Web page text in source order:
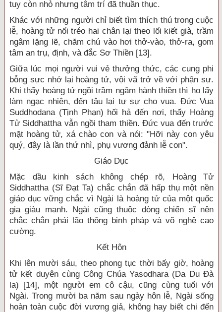
tuy còn nhỏ nhưng tâm trí đã thuần thục.
Khác với những người chỉ biết tìm thích thú trong cuộc
lễ, hoàng tử nối tréo hai chân lại theo lối kiết già, trầm
ngâm lặng lẽ, chăm chú vào hơi thở-vào, thở-ra, gom
tâm an trụ, định, và đắc Sơ Thiền [13].
Giữa lúc mọi người vui vẻ thưởng thức, các cung phi
bỗng sực nhớ lại hoàng tử, vội vã trở về với phận sự.
Khi thấy hoàng tử ngồi trầm ngâm hành thiền thì họ lấy
làm ngạc nhiên, đến tâu lại tự sự cho vua. Đức Vua
Suddhodana (Tịnh Phạn) hối hả đến nơi, thấy Hoàng
Tử Siddhattha vẫn ngồi tham thiền. Đức vua đến trước
mặt hoàng tử, xá chào con và nói: "Hỡi này con yêu
quý, đây là lần thứ nhì, phụ vương đảnh lễ con".
Giáo Dục
Mặc dầu kinh sách không chép rõ, Hoàng Tử
Siddhattha (Sĩ Đạt Ta) chắc chắn đã hấp thụ một nền
giáo dục vững chắc vì Ngài là hoàng tử của một quốc
gia giàu mạnh. Ngài cũng thuộc dòng chiến sĩ nên
chắc chắn phải lão thông binh pháp và võ nghệ cao
cường.
Kết Hôn
Khi lên mười sáu, theo phong tục thời bấy giờ, hoàng
tử kết duyên cùng Công Chúa Yasodhara (Da Du Đà
la) [14], một người em cô cậu, cũng cùng tuổi với
Ngài. Trong mười ba năm sau ngày hôn lễ, Ngài sống
hoàn toàn cuộc đời vương giả, không hay biết chi đến